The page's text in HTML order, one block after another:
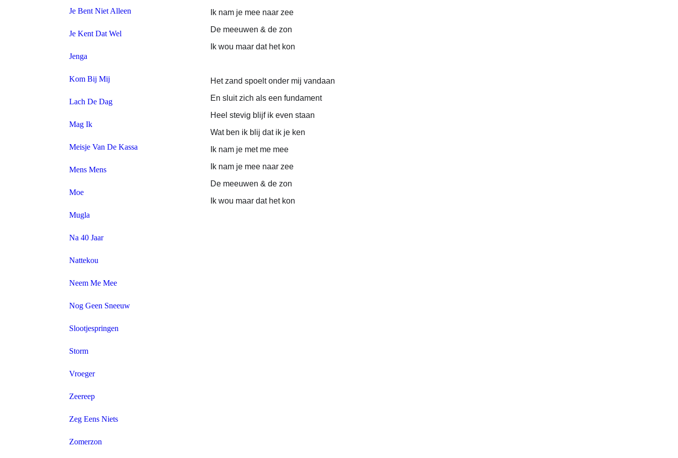
Je Bent Niet Alleen
Je Kent Dat Wel
Jenga
Kom Bij Mij
Lach De Dag
Mag Ik
Meisje Van De Kassa
Mens Mens
Moe
Mugla
Na 40 Jaar
Nattekou
Neem Me Mee
Nog Geen Sneeuw
Slootjespringen
Storm
Vroeger
Zeereep
Zeg Eens Niets
Zomerzon
Ik nam je mee naar zee
De meeuwen & de zon
Ik wou maar dat het kon
Het zand spoelt onder mij vandaan
En sluit zich als een fundament
Heel stevig blijf ik even staan
Wat ben ik blij dat ik je ken
Ik nam je met me mee
Ik nam je mee naar zee
De meeuwen & de zon
Ik wou maar dat het kon